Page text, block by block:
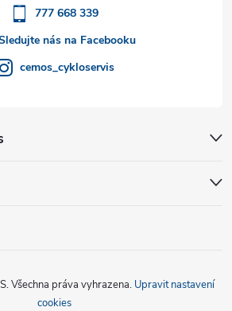
777 668 339
nás na Facebooku
cemos_cykloservis
. Všechna práva vyhrazena. Upravit nastavení
cookies